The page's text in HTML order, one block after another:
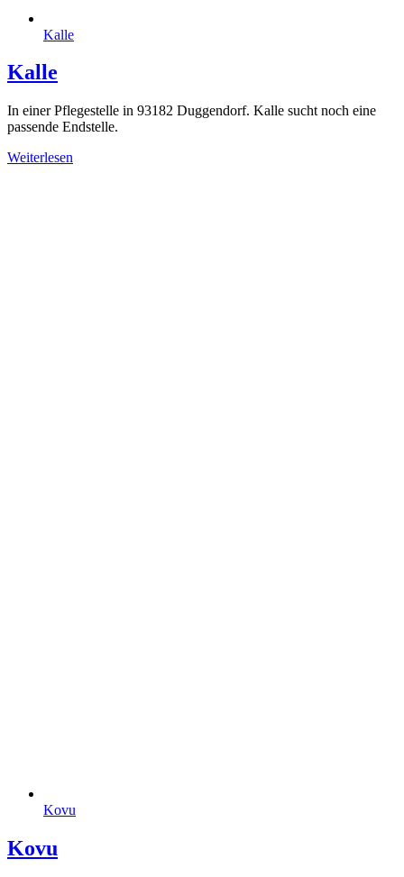
Kalle
Kalle
In einer Pflegestelle in 93182 Duggendorf. Kalle sucht noch eine
passende Endstelle.
Weiterlesen
Kovu
Kovu